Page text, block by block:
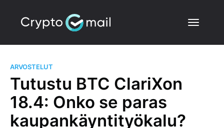
ARVOSTELUT
Tutustu BTC ClariXon
18.4: Onko se paras
kaupankäyntityökalu?